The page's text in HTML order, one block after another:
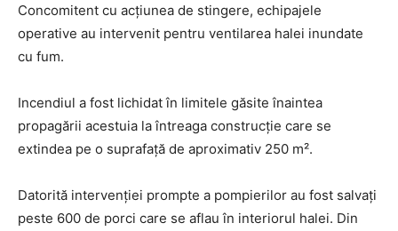
Concomitent cu acțiunea de stingere, echipajele
operative au intervenit pentru ventilarea halei inundate
cu fum.
Incendiul a fost lichidat în limitele găsite înaintea
propagării acestuia la întreaga construcție care se
extindea pe o suprafață de aproximativ 250 m².
Datorită intervenției prompte a pompierilor au fost salvați
peste 600 de porci care se aflau în interiorul halei. Din